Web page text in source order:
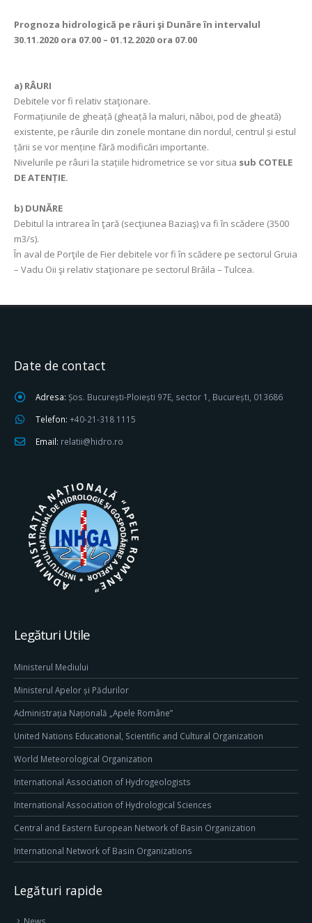
Prognoza hidrologică pe râuri şi Dunăre în intervalul
30.11.2020 ora 07.00 – 01.12.2020 ora 07.00
a) RÂURI
Debitele vor fi relativ staţionare.
Formațiunile de gheață (gheață la maluri, năboi, pod de gheată)
existente, pe râurile din zonele montane din nordul, centrul și estul
țării se vor menține fără modificări importante.
Nivelurile pe râuri la stațiile hidrometrice se vor situa sub COTELE
DE ATENȚIE.
b) DUNĂRE
Debitul la intrarea în ţară (secţiunea Baziaş) va fi în scădere (3500
m3/s).
În aval de Porţile de Fier debitele vor fi în scădere pe sectorul Gruia
– Vadu Oii şi relativ staţionare pe sectorul Brăila – Tulcea.
Date de contact
Adresa: Șos. București-Ploiești 97E, sector 1, București, 013686
Telefon: +40-21-318 1115
Email: relatii@hidro.ro
Legături Utile
Ministerul Mediului
Ministerul Apelor și Pădurilor
Administrația Națională „Apele Române”
United Nations Educational, Scientific and Cultural Organization
World Meteorological Organization
International Association of Hydrogeologists
International Association of Hydrological Sciences
Central and Eastern European Network of Basin Organization
International Network of Basin Organizations
Legături rapide
News